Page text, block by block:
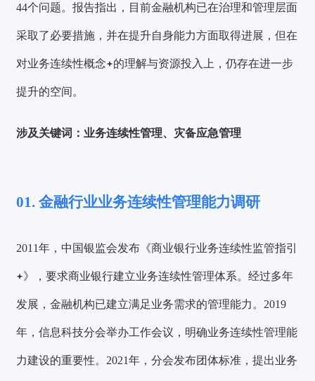
44个问题。报告指出，目前金融机构已在治理和管理层面
采取了必要措施，并在提升自身能力方面取得进展，但在
对业务连续性概念 的理解与资源投入上，仍存在进一步
提升的空间。
涉及关键词：业务连续性管理、灾备应急管理
01. 金融行业业务连续性管理能力调研
2011年，中国银监会发布《商业银行业务连续性监管指引
》，要求商业银行建立业务连续性管理体系。经过多年
发展，金融机构已建立满足业务需求的管理能力。2019
年，信息科技分会举办工作会议，明确业务连续性管理能
力建设的重要性。2021年，分会发布团体标准，提出业务